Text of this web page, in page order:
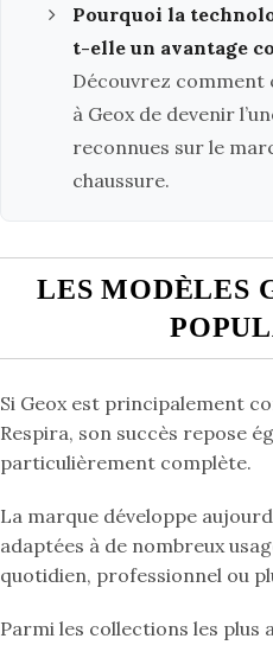
Pourquoi la
t-elle un avantage
Découvrez
à Geox de devenir
reconnues sur le
chaussure.
LES MODÈLES
Si Geox est principalement
Respira, son succès repose
particulièrement complète.
La marque développe
adaptées à de nombreux
quotidien, professionnel ou
Parmi les collections les plus